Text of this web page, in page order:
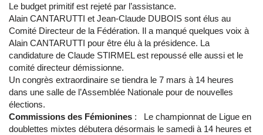
Le budget primitif est rejeté par l’assistance.
Alain CANTARUTTI et Jean-Claude DUBOIS sont élus au
Comité Directeur de la Fédération. Il a manqué quelques voix à
Alain CANTARUTTI pour être élu à la présidence. La
candidature de Claude STIRMEL est repoussé elle aussi et le
comité directeur démissionne.
Un congrès extraordinaire se tiendra le 7 mars à 14 heures
dans une salle de l’Assemblée Nationale pour de nouvelles
élections.
Commissions des Fémionines : Le championnat de Ligue en
doublettes mixtes débutera désormais le samedi à 14 heures et